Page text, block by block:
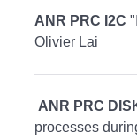
ANR PRC I2C
Olivier Lai
ANR PRC
processes